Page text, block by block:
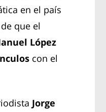
en el país
de que el
López
con el
Jorge